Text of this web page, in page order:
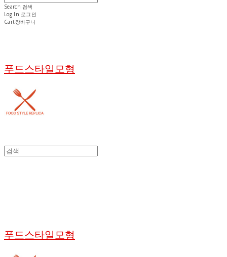
Search 검색
Log In 로그인
Cart장바구니
푸드스타일모형
푸드스타일모형